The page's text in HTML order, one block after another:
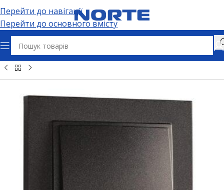
Перейти до навігації
Перейти до основного вмісту
Головна Електрофурнітура Вимикачі та дімери